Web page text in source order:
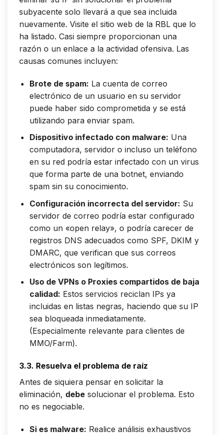
subyacente solo llevará a que sea incluida
nuevamente. Visite el sitio web de la RBL que lo
ha listado. Casi siempre proporcionan una
razón o un enlace a la actividad ofensiva. Las
causas comunes incluyen:
Brote de spam: La cuenta de correo
electrónico de un usuario en su servidor
puede haber sido comprometida y se está
utilizando para enviar spam.
Dispositivo infectado con malware: Una
computadora, servidor o incluso un teléfono
en su red podría estar infectado con un virus
que forma parte de una botnet, enviando
spam sin su conocimiento.
Configuración incorrecta del servidor: Su
servidor de correo podría estar configurado
como un «open relay», o podría carecer de
registros DNS adecuados como SPF, DKIM y
DMARC, que verifican que sus correos
electrónicos son legítimos.
Uso de VPNs o Proxies compartidos de baja
calidad: Estos servicios reciclan IPs ya
incluidas en listas negras, haciendo que su IP
sea bloqueada inmediatamente.
(Especialmente relevante para clientes de
MMO/Farm).
3.3. Resuelva el problema de raíz
Antes de siquiera pensar en solicitar la
eliminación, debe solucionar el problema. Esto
no es negociable.
Si es malware: Realice análisis exhaustivos